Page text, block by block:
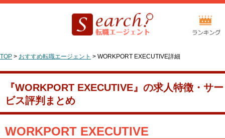
TOP > おすすめ転職エージェント > WORKPORT EXECUTIVE詳細
『WORKPORT EXECUTIVE』の求人特徴・サー
ビス評判まとめ
WORKPORT EXECUTIVE